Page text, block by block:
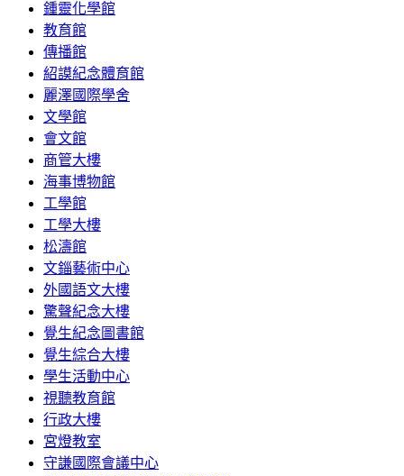
鍾靈化學館
教育館
傳播館
紹謨紀念體育館
麗澤國際學舍
文學館
會文館
商管大樓
海事博物館
工學館
工學大樓
松濤館
文錙藝術中心
外國語文大樓
驚聲紀念大樓
覺生紀念圖書館
覺生綜合大樓
學生活動中心
視聽教育館
行政大樓
宮燈教室
守謙國際會議中心